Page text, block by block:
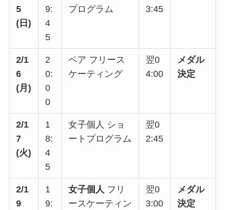
5
(日)
9:
4
5
プログラム
3:45
2/1
6
(月)
2
0:
0
0
ペア フリース
ケーティング
翌0
4:00
メダル
決定
2/1
7
(火)
1
8:
4
5
女子個人 ショ
ートプログラム
翌0
2:45
2/1
9
1
9:
女子個人 フリ
ースケーティン
翌0
3:00
メダル
決定